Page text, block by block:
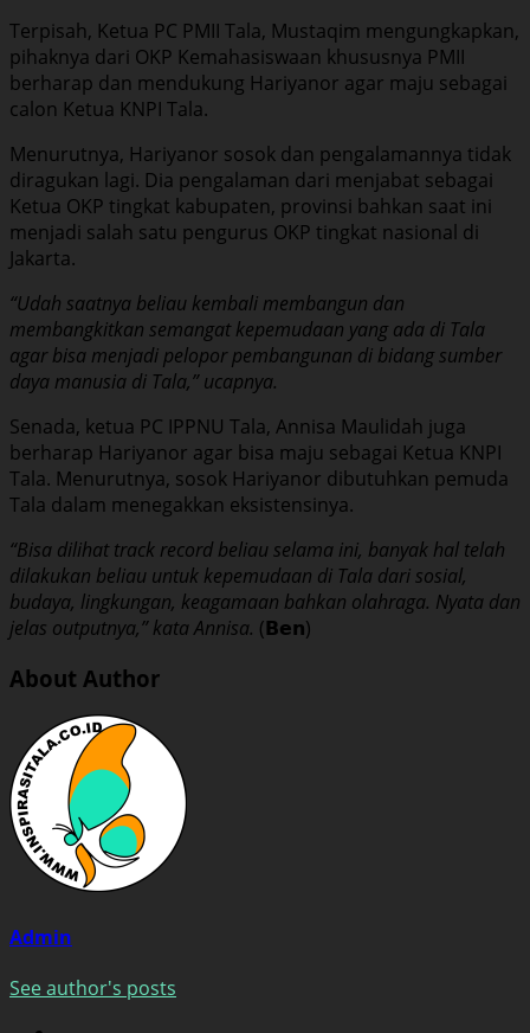
Terpisah, Ketua PC PMII Tala, Mustaqim mengungkapkan,
pihaknya dari OKP Kemahasiswaan khususnya PMII
berharap dan mendukung Hariyanor agar maju sebagai
calon Ketua KNPI Tala.
Menurutnya, Hariyanor sosok dan pengalamannya tidak
diragukan lagi. Dia pengalaman dari menjabat sebagai
Ketua OKP tingkat kabupaten, provinsi bahkan saat ini
menjadi salah satu pengurus OKP tingkat nasional di
Jakarta.
“Udah saatnya beliau kembali membangun dan
membangkitkan semangat kepemudaan yang ada di Tala
agar bisa menjadi pelopor pembangunan di bidang sumber
daya manusia di Tala,” ucapnya.
Senada, ketua PC IPPNU Tala, Annisa Maulidah juga
berharap Hariyanor agar bisa maju sebagai Ketua KNPI
Tala. Menurutnya, sosok Hariyanor dibutuhkan pemuda
Tala dalam menegakkan eksistensinya.
“Bisa dilihat track record beliau selama ini, banyak hal telah
dilakukan beliau untuk kepemudaan di Tala dari sosial,
budaya, lingkungan, keagamaan bahkan olahraga. Nyata dan
jelas outputnya,” kata Annisa. (𝗕𝗲𝗻)
About Author
Admin
See author's posts